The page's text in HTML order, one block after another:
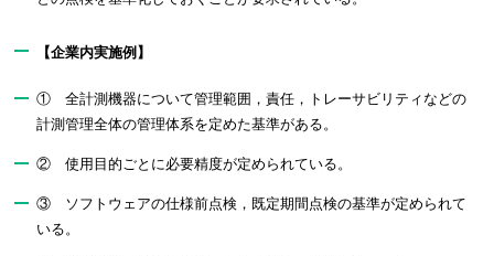
【企業内実施例】
① 全計測機器について管理範囲，責任，トレーサビリティなどの
計測管理全体の管理体系を定めた基準がある。
② 使用目的ごとに必要精度が定められている。
③ ソフトウェアの仕様前点検，既定期間点検の基準が定められて
いる。